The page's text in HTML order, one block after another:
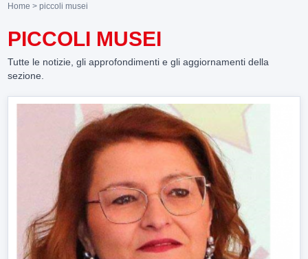
Home > piccoli musei
PICCOLI MUSEI
Tutte le notizie, gli approfondimenti e gli aggiornamenti della
sezione.